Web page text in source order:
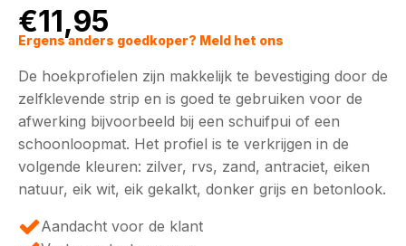
€11,95
Ergens anders goedkoper? Meld het ons
De hoekprofielen zijn makkelijk te bevestiging door de
zelfklevende strip en is goed te gebruiken voor de
afwerking bijvoorbeeld bij een schuifpui of een
schoonloopmat. Het profiel is te verkrijgen in de
volgende kleuren: zilver, rvs, zand, antraciet, eiken
natuur, eik wit, eik gekalkt, donker grijs en betonlook.
Aandacht voor de klant